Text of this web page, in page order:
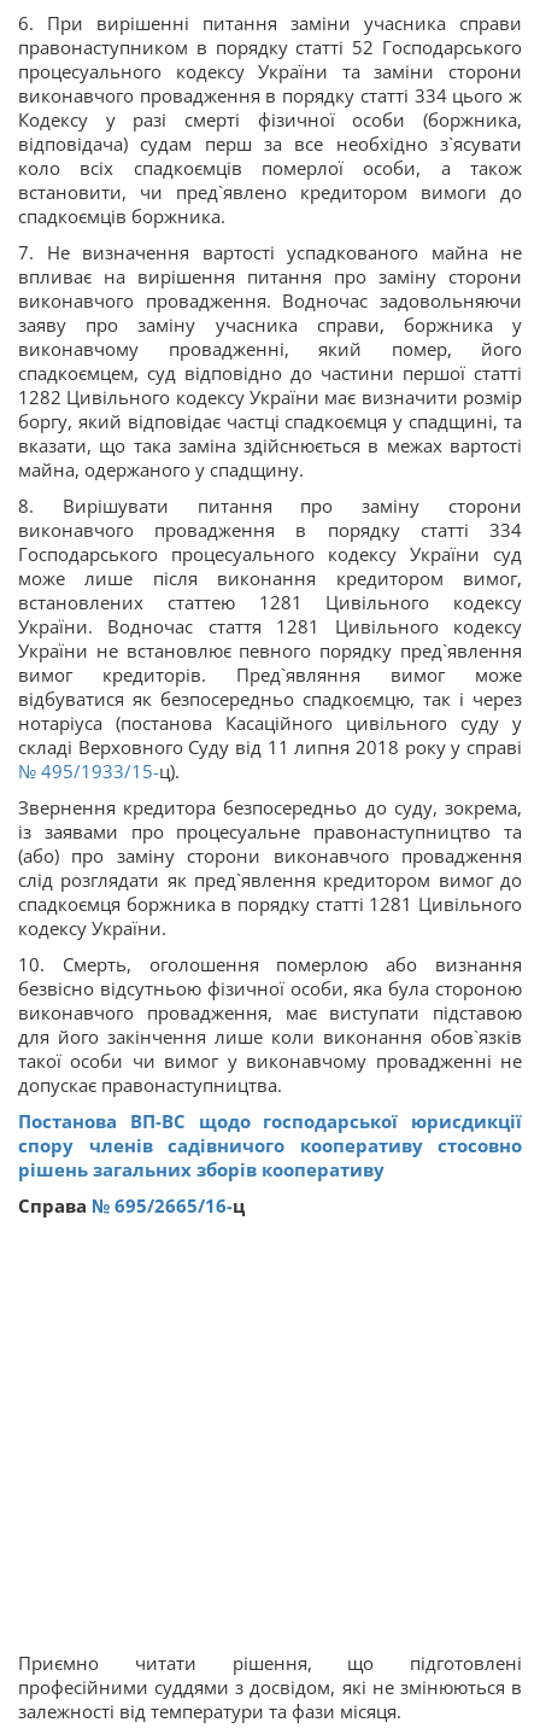
6. При вирішенні питання заміни учасника справи
правонаступником в порядку статті 52 Господарського
процесуального кодексу України та заміни сторони
виконавчого провадження в порядку статті 334 цього ж
Кодексу у разі смерті фізичної особи (боржника,
відповідача) судам перш за все необхідно з`ясувати
коло всіх спадкоємців померлої особи, а також
встановити, чи пред`явлено кредитором вимоги до
спадкоємців боржника.
7. Не визначення вартості успадкованого майна не
впливає на вирішення питання про заміну сторони
виконавчого провадження. Водночас задовольняючи
заяву про заміну учасника справи, боржника у
виконавчому провадженні, який помер, його
спадкоємцем, суд відповідно до частини першої статті
1282 Цивільного кодексу України має визначити розмір
боргу, який відповідає частці спадкоємця у спадщині, та
вказати, що така заміна здійснюється в межах вартості
майна, одержаного у спадщину.
8. Вирішувати питання про заміну сторони
виконавчого провадження в порядку статті 334
Господарського процесуального кодексу України суд
може лише після виконання кредитором вимог,
встановлених статтею 1281 Цивільного кодексу
України. Водночас стаття 1281 Цивільного кодексу
України не встановлює певного порядку пред`явлення
вимог кредиторів. Пред`являння вимог може
відбуватися як безпосередньо спадкоємцю, так і через
нотаріуса (постанова Касаційного цивільного суду у
складі Верховного Суду від 11 липня 2018 року у справі
№ 495/1933/15-ц).
Звернення кредитора безпосередньо до суду, зокрема,
із заявами про процесуальне правонаступництво та
(або) про заміну сторони виконавчого провадження
слід розглядати як пред`явлення кредитором вимог до
спадкоємця боржника в порядку статті 1281 Цивільного
кодексу України.
10. Смерть, оголошення померлою або визнання
безвісно відсутньою фізичної особи, яка була стороною
виконавчого провадження, має виступати підставою
для його закінчення лише коли виконання обов`язків
такої особи чи вимог у виконавчому провадженні не
допускає правонаступництва.
Постанова ВП-ВС щодо господарської юрисдикції
спору членів садівничого кооперативу стосовно
рішень загальних зборів кооперативу
Справа № 695/2665/16-ц
Приємно читати рішення, що підготовлені
професійними суддями з досвідом, які не змінюються в
залежності від температури та фази місяця.